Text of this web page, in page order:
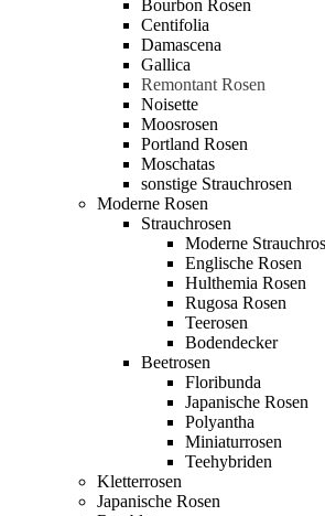
Bourbon Rosen
Centifolia
Damascena
Gallica
Remontant Rosen
Noisette
Moosrosen
Portland Rosen
Moschatas
sonstige Strauchrosen
Moderne Rosen
Strauchrosen
Moderne
Englische Rosen
Hulthemia Rosen
Rugosa Rosen
Teerosen
Bodendecker
Beetrosen
Floribunda
Japanische Rosen
Polyantha
Miniaturrosen
Teehybriden
Kletterrosen
Japanische Rosen